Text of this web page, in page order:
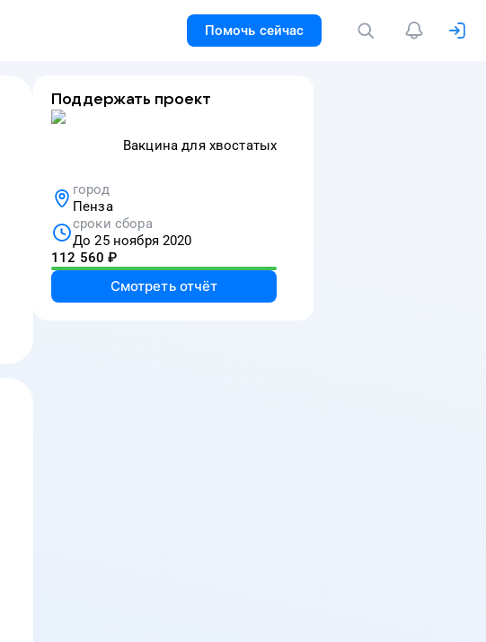
Помочь сейчас
Поддержать проект
Вакцина для хвостатых
город
Пенза
сроки сбора
До 25 ноября 2020
112 560 ₽
Смотреть отчёт